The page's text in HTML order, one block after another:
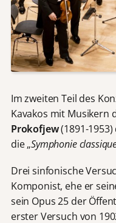
Im zweiten Teil des
Kavakos mit Musikern
Prokofjew(1891-
die „Symphonie
Drei sinfonische
Komponist, ehe er
sein Opus 25 der
erster Versuch von